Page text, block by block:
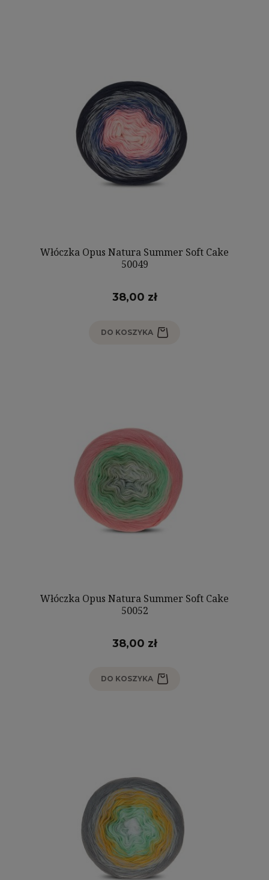
Włóczka Opus Natura Summer Soft Cake
50049
38,00 zł
DO KOSZYKA
Włóczka Opus Natura Summer Soft Cake
50052
38,00 zł
DO KOSZYKA